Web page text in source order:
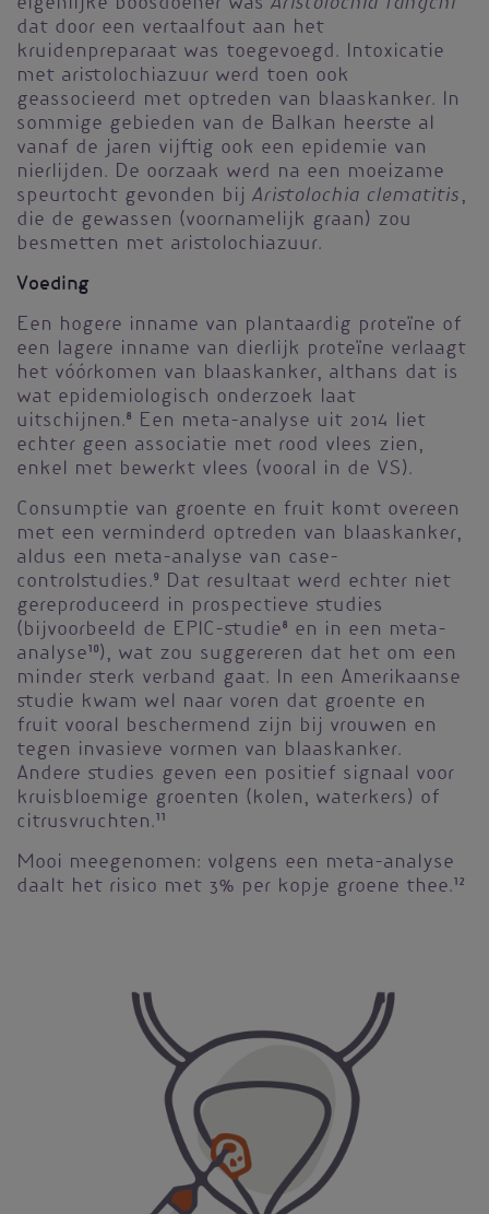
eigenlijke boosdoener was Aristolochia fangchi
dat door een vertaalfout aan het
kruidenpreparaat was toegevoegd. Intoxicatie
met aristolochiazuur werd toen ook
geassocieerd met optreden van blaaskanker. In
sommige gebieden van de Balkan heerste al
vanaf de jaren vijftig ook een epidemie van
nierlijden. De oorzaak werd na een moeizame
speurtocht gevonden bij Aristolochia clematitis,
die de gewassen (voornamelijk graan) zou
besmetten met aristolochiazuur.
Voeding
Een hogere inname van plantaardig proteïne of
een lagere inname van dierlijk proteïne verlaagt
het vóórkomen van blaaskanker, althans dat is
wat epidemiologisch onderzoek laat
uitschijnen.8 Een meta-analyse uit 2014 liet
echter geen associatie met rood vlees zien,
enkel met bewerkt vlees (vooral in de VS).
Consumptie van groente en fruit komt overeen
met een verminderd optreden van blaaskanker,
aldus een meta-analyse van case-
controlstudies.9 Dat resultaat werd echter niet
gereproduceerd in prospectieve studies
(bijvoorbeeld de EPIC-studie8 en in een meta-
analyse10), wat zou suggereren dat het om een
minder sterk verband gaat. In een Amerikaanse
studie kwam wel naar voren dat groente en
fruit vooral beschermend zijn bij vrouwen en
tegen invasieve vormen van blaaskanker.
Andere studies geven een positief signaal voor
kruisbloemige groenten (kolen, waterkers) of
citrusvruchten.11
Mooi meegenomen: volgens een meta-analyse
daalt het risico met 3% per kopje groene thee.12